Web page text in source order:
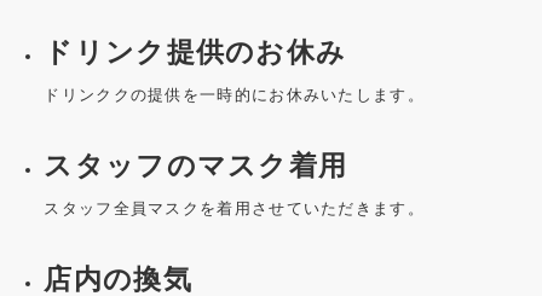
ドリンク提供のお休み
ドリンククの提供を一時的にお休みいたします。
スタッフのマスク着用
スタッフ全員マスクを着用させていただきます。
店内の換気